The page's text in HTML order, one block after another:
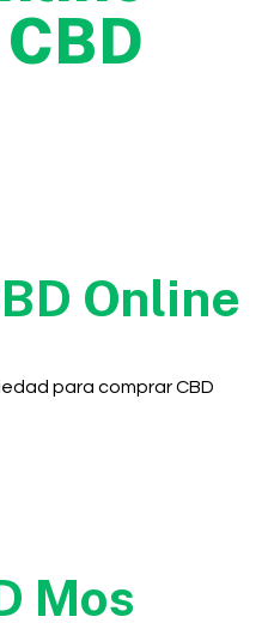
Online
para comprar CBD
Mos